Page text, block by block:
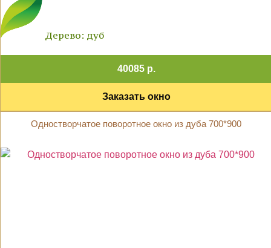
Дерево: дуб
40085 р.
Заказать окно
Одностворчатое поворотное окно из дуба 700*900